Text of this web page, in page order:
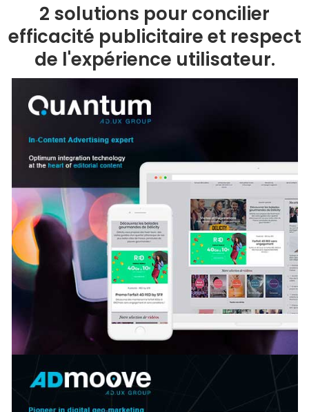
2 solutions pour concilier
efficacité publicitaire et respect
de l'expérience utilisateur.